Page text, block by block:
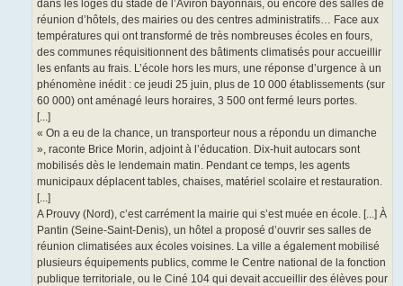
dans les loges du stade de l’Aviron bayonnais, ou encore des salles de
réunion d’hôtels, des mairies ou des centres administratifs… Face aux
températures qui ont transformé de très nombreuses écoles en fours,
des communes réquisitionnent des bâtiments climatisés pour accueillir
les enfants au frais. L’école hors les murs, une réponse d’urgence à un
phénomène inédit : ce jeudi 25 juin, plus de 10 000 établissements (sur
60 000) ont aménagé leurs horaires, 3 500 ont fermé leurs portes.
[...]
« On a eu de la chance, un transporteur nous a répondu un dimanche
», raconte Brice Morin, adjoint à l’éducation. Dix-huit autocars sont
mobilisés dès le lendemain matin. Pendant ce temps, les agents
municipaux déplacent tables, chaises, matériel scolaire et restauration.
[...]
A Prouvy (Nord), c’est carrément la mairie qui s’est muée en école. [...] À
Pantin (Seine-Saint-Denis), un hôtel a proposé d’ouvrir ses salles de
réunion climatisées aux écoles voisines. La ville a également mobilisé
plusieurs équipements publics, comme le Centre national de la fonction
publique territoriale, ou le Ciné 104 qui devait accueillir des élèves pour